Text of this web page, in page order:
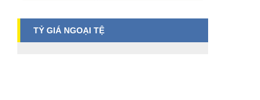
TỶ GIÁ NGOẠI TỆ